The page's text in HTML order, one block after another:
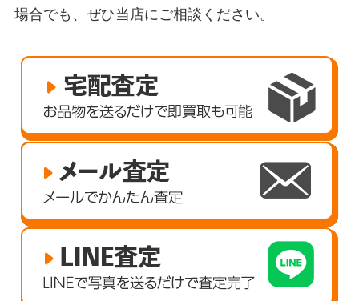
場合でも、ぜひ当店にご相談ください。